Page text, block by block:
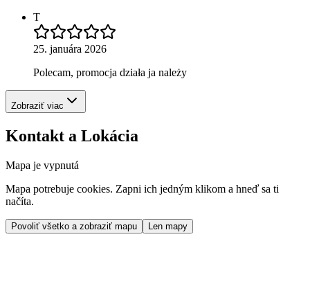
T
25. januára 2026
Polecam, promocja działa ja należy
Zobraziť viac
Kontakt a Lokácia
Mapa je vypnutá
Mapa potrebuje cookies. Zapni ich jedným klikom a hneď sa ti
načíta.
Povoliť všetko a zobraziť mapu Len mapy